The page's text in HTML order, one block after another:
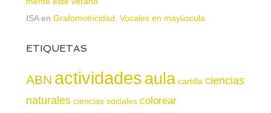
ISAen Grafomotricidad. Vocales en mayúscula
ETIQUETAS
ABN actividadesaula cartilla ciencias
naturales ciencias sociales colorear